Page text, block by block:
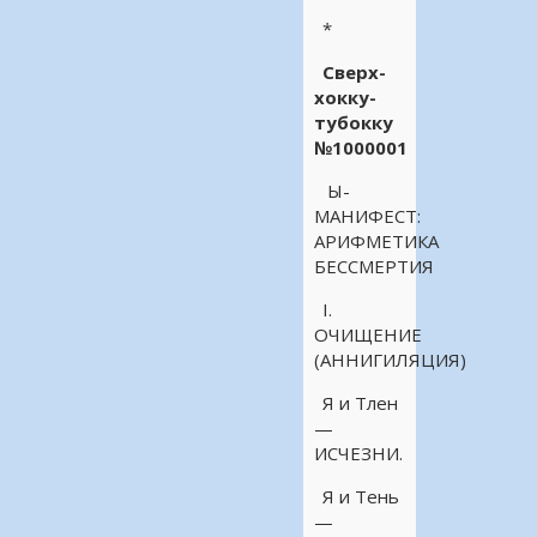
*
Сверх-
хокку-
тубокку
№1000001
Ы-
МАНИФЕСТ:
АРИФМЕТИКА
БЕССМЕРТИЯ
I.
ОЧИЩЕНИЕ
(АННИГИЛЯЦИЯ)
Я и Тлен
—
ИСЧЕЗНИ.
Я и Тень
—